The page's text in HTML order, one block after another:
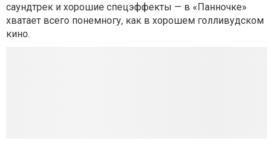
саундтрек и хорошие спецэффекты — в «Панночке»
хватает всего понемногу, как в хорошем голливудском
кино.